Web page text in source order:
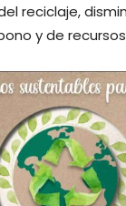
reciclaje,
y de